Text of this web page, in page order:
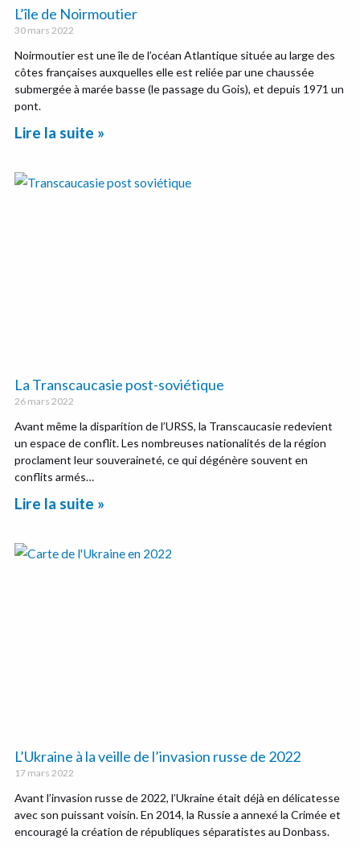
L’île de Noirmoutier
30 mars 2022
Noirmoutier est une île de l’océan Atlantique située au large des
côtes françaises auxquelles elle est reliée par une chaussée
submergée à marée basse (le passage du Gois), et depuis 1971 un
pont.
Lire la suite »
La Transcaucasie post-soviétique
26 mars 2022
Avant même la disparition de l’URSS, la Transcaucasie redevient
un espace de conflit. Les nombreuses nationalités de la région
proclament leur souveraineté, ce qui dégénère souvent en
conflits armés…
Lire la suite »
L’Ukraine à la veille de l’invasion russe de 2022
17 mars 2022
Avant l’invasion russe de 2022, l’Ukraine était déjà en délicatesse
avec son puissant voisin. En 2014, la Russie a annexé la Crimée et
encouragé la création de républiques séparatistes au Donbass.